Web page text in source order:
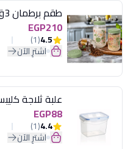
EGP210
4.5
(1)
اشترِ الآن
EGP88
4.4
(1)
اشترِ الآن